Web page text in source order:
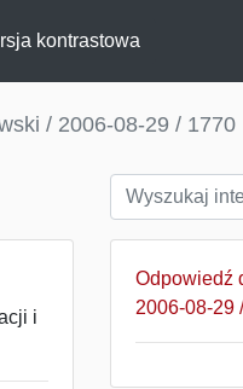
kontrastowa
/ 2006-08-29 / 1770
i
Odpowiedź
2006-08-29